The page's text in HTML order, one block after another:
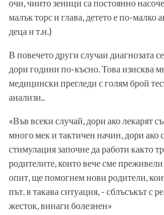
очи, чиито зеници са постоянно
малък торс и глава, детето е по-малко
деца и т.н.)
В повечето други случаи диагнозата
дори години по-късно. Това изисква
медицински прегледи с голям брой
анализи..
«Във всеки случай, дори ако лекарят
много мек и тактичен начин, дори ако
стимулация започне да работи както
родителите, които вече сме
опит, ще помогнем нови родители,
път. в такава ситуация, - сблъсъкът с
жесток, винаги болезнен»